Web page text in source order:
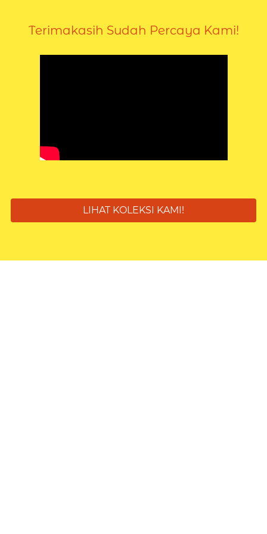
Terimakasih Sudah Percaya Kami!
`LIHAT KOLEKSI KAMI!